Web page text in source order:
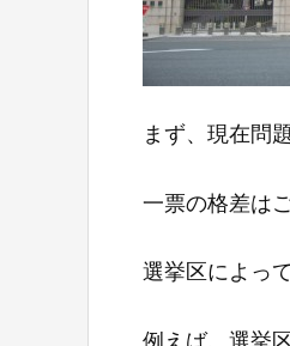
まず、現在問
一票の格差は
選挙区によっ
例えば、選挙